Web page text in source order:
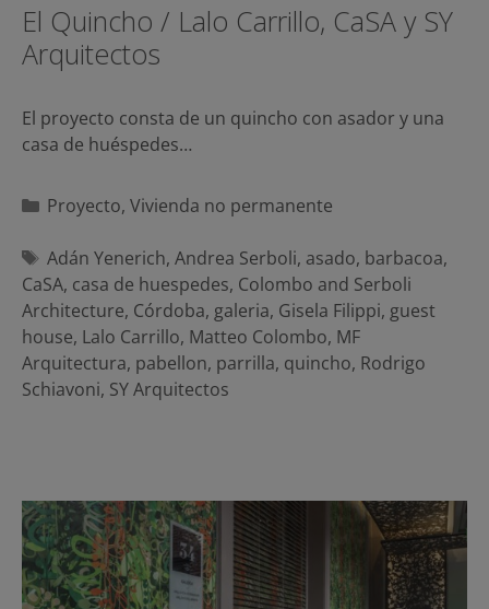
El Quincho / Lalo Carrillo, CaSA y SY
Arquitectos
El proyecto consta de un quincho con asador y una
casa de huéspedes…
Categorías
Proyecto, Vivienda no permanente
Etiquetas
Adán Yenerich, Andrea Serboli, asado, barbacoa,
CaSA, casa de huespedes, Colombo and Serboli
Architecture, Córdoba, galeria, Gisela Filippi, guest
house, Lalo Carrillo, Matteo Colombo, MF
Arquitectura, pabellon, parrilla, quincho, Rodrigo
Schiavoni, SY Arquitectos